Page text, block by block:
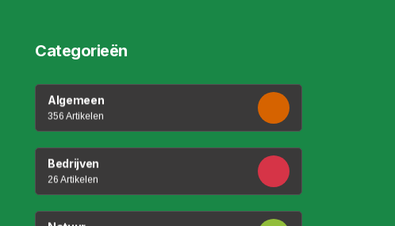
Categorieën
Algemeen
356 Artikelen
Bedrijven
26 Artikelen